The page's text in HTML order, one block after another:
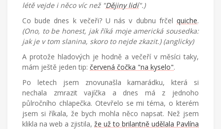
létě vejde i něco víc než "Dějiny lidí".)
Co bude dnes k večeři? U nás v dubnu frčel quiche.
(Ono, to be honest, jak říká moje americká sousedka:
jak je v tom slanina, skoro to nejde zkazit.) (anglicky)
A protože hladových je hodně a večeří v měsíci taky,
mám ještě jeden tip: červená čočka "na kyselo".
Po letech jsem znovunašla kamarádku, která si
nechala zmrazit vajíčka a dnes má z jednoho
půlročního chlapečka. Otevřelo se mi téma, o kterém
jsem si říkala, že bych mohla něco napsat. Než jsem
klikla na web a zjistila, že už to brilantně udělala Pavlína